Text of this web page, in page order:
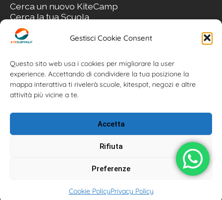
Gestisci Cookie Consent
Questo sito web usa i cookies per migliorare la user
experience. Accettando di condividere la tua posizione la
mappa interattiva ti rivelerà scuole, kitespot, negozi e altre
attività più vicine a te.
Accetta
Rifiuta
Preferenze
Cookie PolicyPrivacy Policy
Cerca un nuovo KiteCamp
Cerca la tua Scuola
Cerca il tuo KiteSpot
Cerca Accommodation
Cerca il tuo Usato
Kitesurfing powered by Associazione Kitesurf Italiana